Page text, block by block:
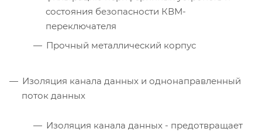
состояния безопасности КВМ-
переключателя
Прочный металлический корпус
Изоляция канала данных и однонаправленный
поток данных
Изоляция канала данных - предотвращает